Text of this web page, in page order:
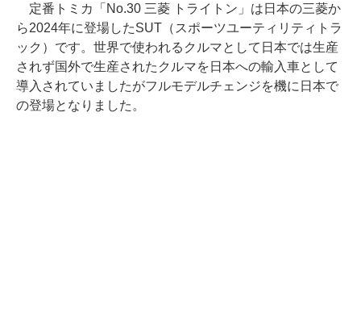
定番トミカ「No.30 三菱 トライトン」は日本の三菱か
ら2024年に登場したSUT（スポーツユーティリティトラ
ック）です。世界で使われるクルマとして日本では生産
されず国外で生産されたクルマを日本への輸入車として
導入されていましたがフルモデルチェンジを機に日本で
の登場となりました。